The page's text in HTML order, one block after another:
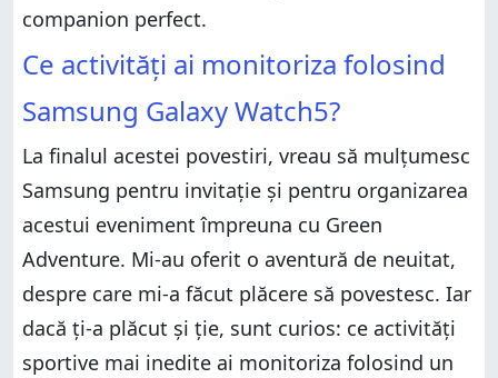
companion perfect.
Ce activități ai monitoriza folosind
Samsung Galaxy Watch5?
La finalul acestei povestiri, vreau să mulțumesc
Samsung pentru invitație și pentru organizarea
acestui eveniment împreuna cu Green
Adventure. Mi-au oferit o aventură de neuitat,
despre care mi-a făcut plăcere să povestesc. Iar
dacă ți-a plăcut și ție, sunt curios: ce activități
sportive mai inedite ai monitoriza folosind un